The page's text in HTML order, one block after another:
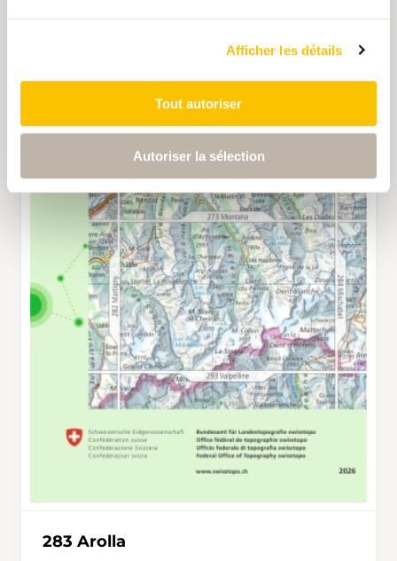
Afficher les détails
Tout autoriser
Autoriser la sélection
283 Arolla